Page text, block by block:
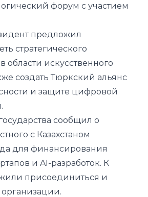
форум с участием
предложил
стратегического
области искусственного
создать Тюркский альянс
и защите цифровой
сообщил о
с Казахстаном
для финансирования
и AI-разработок. К
присоединиться и